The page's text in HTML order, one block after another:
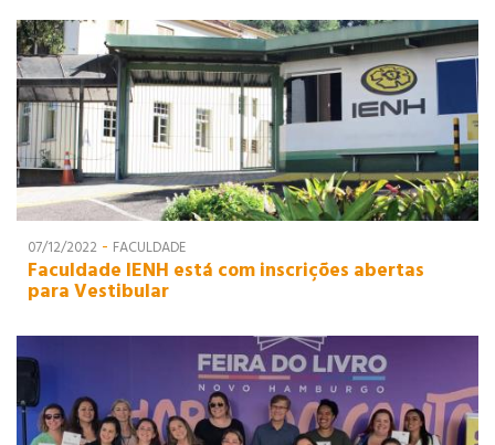
07/12/2022 - FACULDADE
Faculdade IENH está com inscrições abertas
para Vestibular